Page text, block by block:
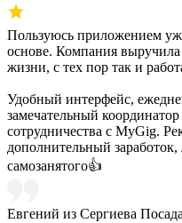
Пользуюсь приложением
основе. Компания
жизни, с тех пор так и
Удобный интерфейс,
замечательный
сотрудничества с MyGig.
дополнительный
самозанятого👍
Евгений из Сергиева Посада